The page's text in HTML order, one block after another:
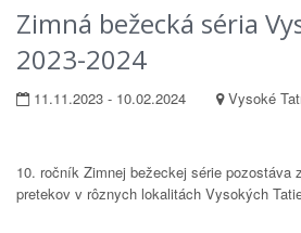
Zimná bežecká séria
2023-2024
11.11.2023 - 10.02.2024 Vysoké
10. ročník Zimnej bežeckej série pozostáva
pretekov v rôznych lokalitách Vysokých